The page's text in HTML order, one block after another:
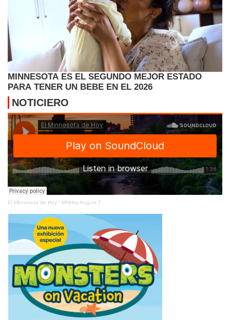
MINNESOTA ES EL SEGUNDO MEJOR ESTADO
PARA TENER UN BEBE EN EL 2026
NOTICIERO
El Minnesota de Hoy · MNHoy August 7